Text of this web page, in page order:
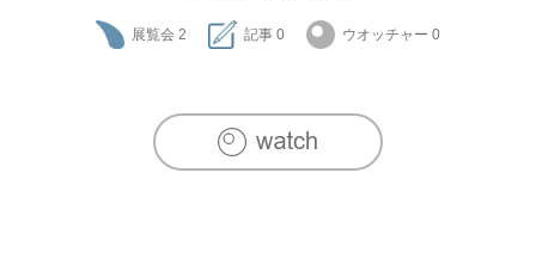
展覧会 2 記事 0 ウオッチャー 0